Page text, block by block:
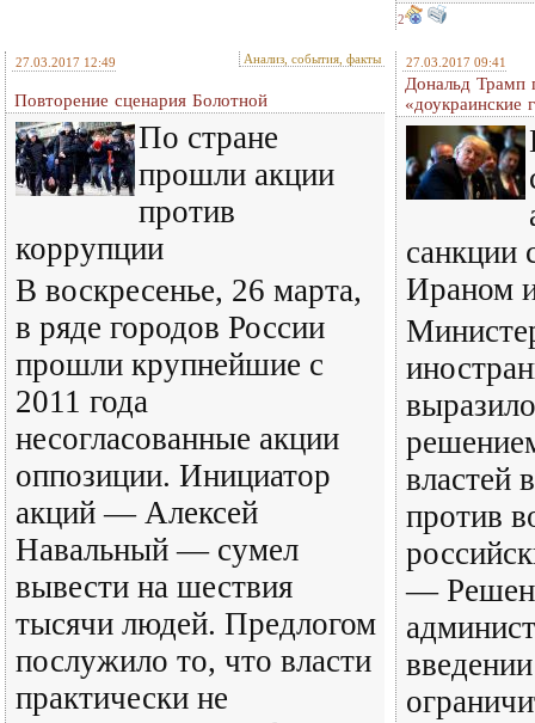
2
27.03.2017 12:49 Анализ, события, факты
Повторение сценария Болотной
По стране
прошли акции
против
коррупции
В воскресенье, 26 марта,
в ряде городов России
прошли крупнейшие с
2011 года
несогласованные акции
оппозиции. Инициатор
акций — Алексей
Навальный — сумел
вывести на шествия
тысячи людей. Предлогом
послужило то, что власти
практически не
27.03.2017 09:41
Дональд Трамп
«доукраинские
санкции
Ираном
властей
против
—
введении